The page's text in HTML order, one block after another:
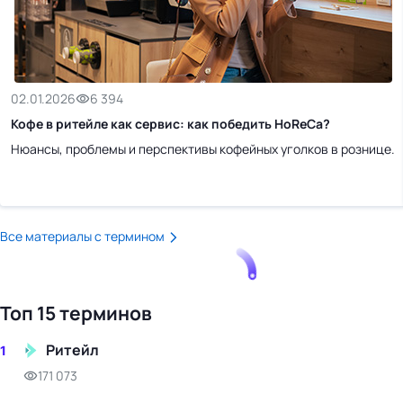
бизнес-центр
02.01.2026
6 394
Кофе в ритейле как сервис: как победить HoReCa?
Нюансы, проблемы и перспективы кофейных уголков в рознице.
Все материалы с термином
Топ 15 терминов
1 Ритейл
171 073